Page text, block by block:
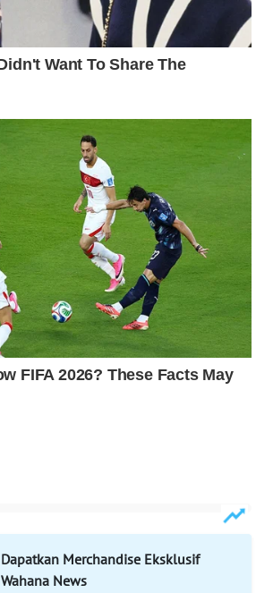
Dapatkan Merchandise Eksklusif
Wahana News